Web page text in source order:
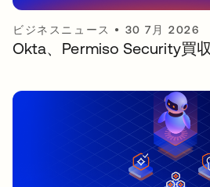
ビジネスニュース • 30 7月 2026
Okta、Permiso Security買